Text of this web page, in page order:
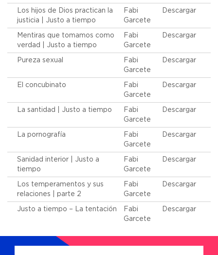
Los hijos de Dios practican la
justicia | Justo a tiempo
Fabi
Garcete
Descargar
Mentiras que tomamos como
verdad | Justo a tiempo
Fabi
Garcete
Descargar
Pureza sexual
Fabi
Garcete
Descargar
El concubinato
Fabi
Garcete
Descargar
La santidad | Justo a tiempo
Fabi
Garcete
Descargar
La pornografía
Fabi
Garcete
Descargar
Sanidad interior | Justo a
tiempo
Fabi
Garcete
Descargar
Los temperamentos y sus
relaciones | parte 2
Fabi
Garcete
Descargar
Justo a tiempo – La tentación
Fabi
Garcete
Descargar